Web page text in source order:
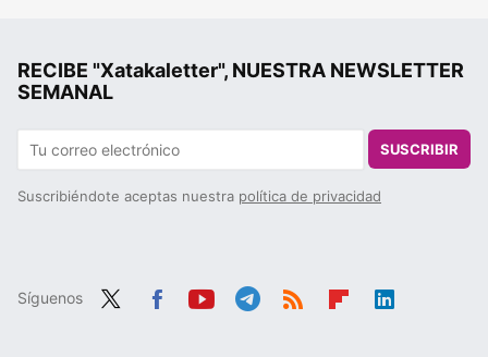
RECIBE "Xatakaletter", NUESTRA NEWSLETTER
SEMANAL
SUSCRIBIR
Suscribiéndote aceptas nuestra política de privacidad
Síguenos